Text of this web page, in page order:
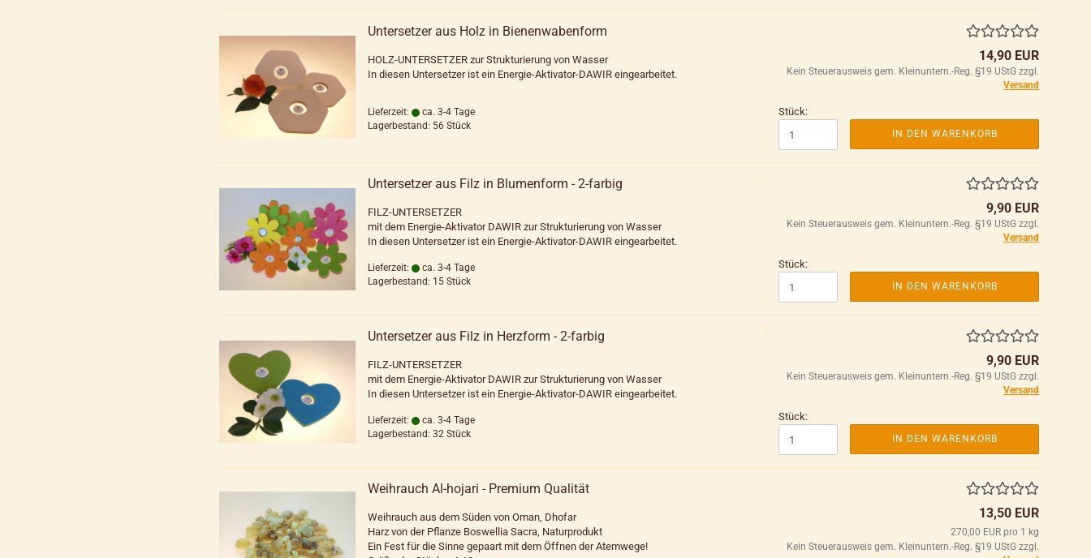
Untersetzer aus Holz in Bienenwabenform
HOLZ-UNTERSETZER zur Strukturierung von Wasser
In diesen Untersetzer ist ein Energie-Aktivator-DAWIR eingearbeitet.
Lieferzeit:
ca. 3-4 Tage
Lagerbestand: 56 Stück
14,90 EUR
Kein Steuerausweis gem. Kleinuntern.-Reg. §19 UStG zzgl.
Versand
Stück:
IN DEN WARENKORB
Untersetzer aus Filz in Blumenform - 2-farbig
FILZ-UNTERSETZER
mit dem Energie-Aktivator DAWIR zur Strukturierung von Wasser
In diesen Untersetzer ist ein Energie-Aktivator-DAWIR eingearbeitet.
Lieferzeit:
ca. 3-4 Tage
Lagerbestand: 15 Stück
9,90 EUR
Kein Steuerausweis gem. Kleinuntern.-Reg. §19 UStG zzgl.
Versand
Stück:
IN DEN WARENKORB
Untersetzer aus Filz in Herzform - 2-farbig
FILZ-UNTERSETZER
mit dem Energie-Aktivator DAWIR zur Strukturierung von Wasser
In diesen Untersetzer ist ein Energie-Aktivator-DAWIR eingearbeitet.
Lieferzeit:
ca. 3-4 Tage
Lagerbestand: 32 Stück
9,90 EUR
Kein Steuerausweis gem. Kleinuntern.-Reg. §19 UStG zzgl.
Versand
Stück:
IN DEN WARENKORB
Weihrauch Al-hojari - Premium Qualität
Weihrauch aus dem Süden von Oman, Dhofar
Harz von der Pflanze Boswellia Sacra, Naturprodukt
Ein Fest für die Sinne gepaart mit dem Öffnen der Atemwege!
13,50 EUR
270,00 EUR pro 1 kg
Kein Steuerausweis gem. Kleinuntern.-Reg. §19 UStG zzgl.